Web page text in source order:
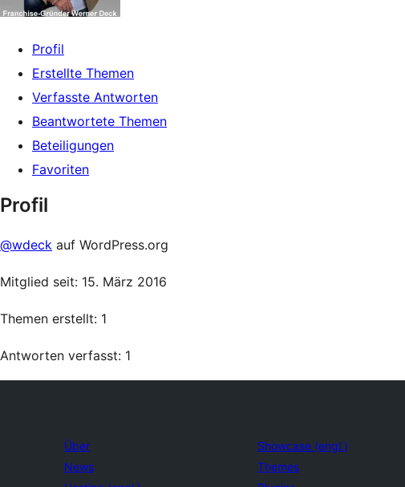
Profil
Erstellte Themen
Verfasste Antworten
Beantwortete Themen
Beteiligungen
Favoriten
Profil
@wdeck auf WordPress.org
Mitglied seit: 15. März 2016
Themen erstellt: 1
Antworten verfasst: 1
Über
News
Showcase (engl.)
Themes